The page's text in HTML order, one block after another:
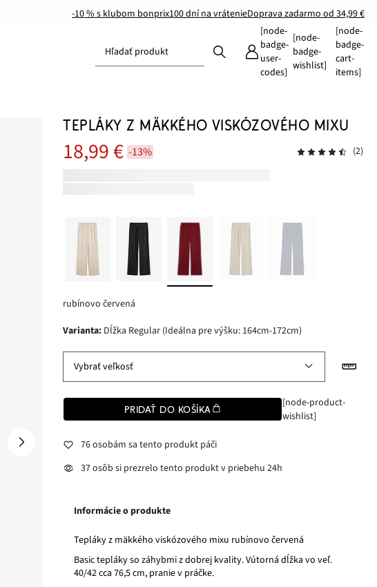
-10 % s klubom bonprix100 dní na vrátenieDoprava zadarmo od 34,99 €
Hľadať produkt
[node-
badge-
user-
codes]
[node-
badge-
wishlist]
[node-
badge-
cart-
items]
TEPLÁKY Z MÄKKÉHO VISKÓZOVÉHO MIXU
18,99 € -13% (2)
rubínovo červená
varianta: Dĺžka Regular (Ideálna pre výšku: 164cm-172cm)
Vybrať veľkosť
PRIDAŤ DO KOŠÍKA
[node-product-
wishlist]
76 osobám sa tento produkt páči
37 osôb si prezrelo tento produkt v priebehu 24h
Informácie o produkte
Tepláky z mäkkého viskózového mixu rubínovo červená
Basic tepláky so záhybmi z dobrej kvality. Vútorná dĺžka vo veľ.
40/42 cca 76,5 cm, pranie v práčke.